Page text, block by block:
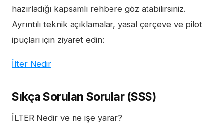
hazırladığı kapsamlı rehbere göz atabilirsiniz.
Ayrıntılı teknik açıklamalar, yasal çerçeve ve pilot
ipuçları için ziyaret edin:
İlter Nedir
Sıkça Sorulan Sorular (SSS)
İLTER Nedir ve ne işe yarar?